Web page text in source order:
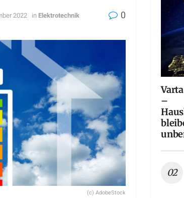
2022 in Elektrotechnik 0
(c) AdobeStock
–